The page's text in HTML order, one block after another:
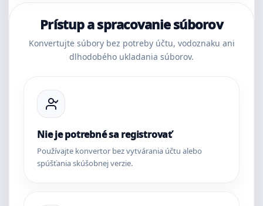
Prístup a spracovanie súborov
Konvertujte súbory bez potreby účtu, vodoznaku ani
dlhodobého ukladania súborov.
Nie je potrebné sa registrovať
Používajte konvertor bez vytvárania účtu alebo
spúšťania skúšobnej verzie.